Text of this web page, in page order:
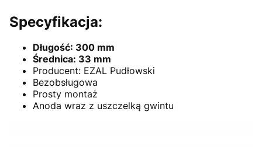
Specyfikacja:
Długość: 300 mm
Średnica: 33 mm
Producent: EZAL Pudłowski
Bezobsługowa
Prosty montaż
Anoda wraz z uszczelką gwintu